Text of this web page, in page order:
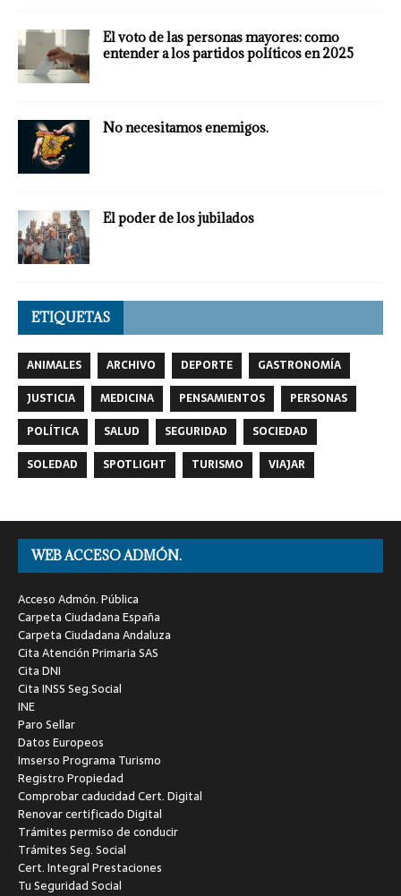
El voto de las personas mayores: como
entender a los partidos políticos en 2025
No necesitamos enemigos.
El poder de los jubilados
ETIQUETAS
ANIMALES ARCHIVO DEPORTE
GASTRONOMÍA
JUSTICIA
MEDICINA PENSAMIENTOS
PERSONAS
POLÍTICA
SALUD SEGURIDAD
SOCIEDAD
SOLEDAD
SPOTLIGHT TURISMO VIAJAR
WEB ACCESO ADMÓN.
Acceso Admón. Pública
Carpeta Ciudadana España
Carpeta Ciudadana Andaluza
Cita Atención Primaria SAS
Cita DNI
Cita INSS Seg.Social
INE
Paro Sellar
Datos Europeos
Imserso Programa Turismo
Registro Propiedad
Comprobar caducidad Cert. Digital
Renovar certificado Digital
Trámites permiso de conducir
Trámites Seg. Social
Cert. Integral Prestaciones
Tu Seguridad Social